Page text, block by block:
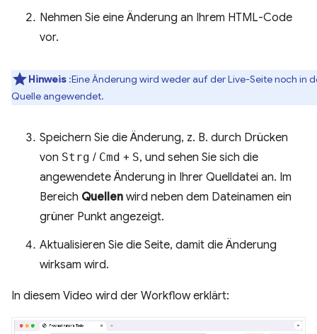
Nehmen Sie eine Änderung an Ihrem HTML-Code
vor.
Hinweis :Eine Änderung wird weder auf der Live-Seite noch in
Quelle angewendet.
Speichern Sie die Änderung, z. B. durch Drücken
von Strg / Cmd + S, und sehen Sie sich die
angewendete Änderung in Ihrer Quelldatei an. Im
Bereich Quellen wird neben dem Dateinamen ein
grüner Punkt angezeigt.
Aktualisieren Sie die Seite, damit die Änderung
wirksam wird.
In diesem Video wird der Workflow erklärt: